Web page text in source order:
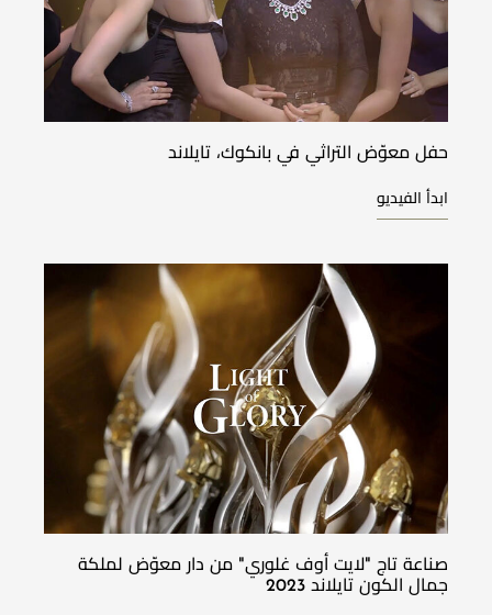
حفل معوّض التراثي في بانكوك، تايلاند
ابدأ الفيديو
صناعة تاج "لايت أوف غلوري" من دار معوّض لملكة
جمال الكون تايلاند 2023